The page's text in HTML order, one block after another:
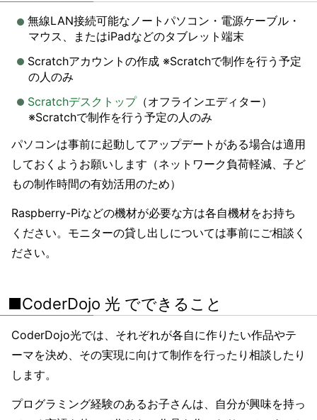
無線LAN接続可能なノートパソコン・電源ケーブル・
マウス、またはiPadなどのタブレット端末
Scratchアカウントの作成 ※Scratchで制作を行う予定
の人のみ
Scratchデスクトップ（オフラインエディター）
※Scratchで制作を行う予定の人のみ
パソコンは事前に起動してアップデートがある場合は適用
しておくようお願いします（ネットワーク負荷軽減、子ど
もの制作時間の有効活用のため）
Raspberry-Piなどの機材が必要な方は各自機材をお持ち
ください。モニターの貸し出しについては事前にご相談く
ださい。
■CoderDojo 光 でできること
CoderDojo光では、それぞれが各自に作りたい作品やテ
ーマを決め、その実現に向けて制作を行ったり相談したり
します。
プログラミング経験のあるお子さんは、自分が興味を持っ